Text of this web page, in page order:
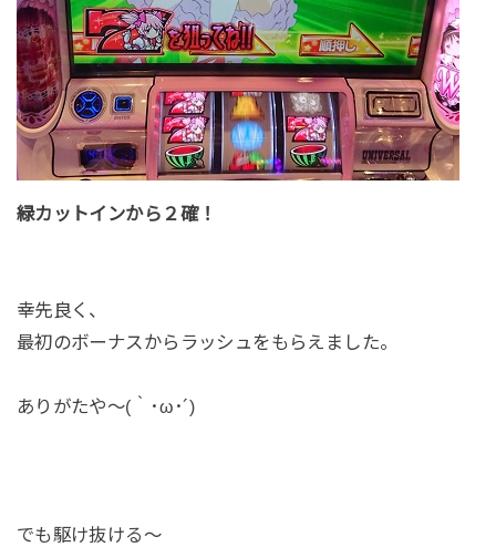
緑カットインから２確！
幸先良く、
最初のボーナスからラッシュをもらえました。
ありがたや～(｀･ω･´)
でも駆け抜ける～